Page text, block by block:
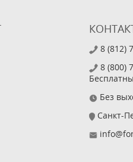
8 (812)
8 (800)
Без
Санкт-